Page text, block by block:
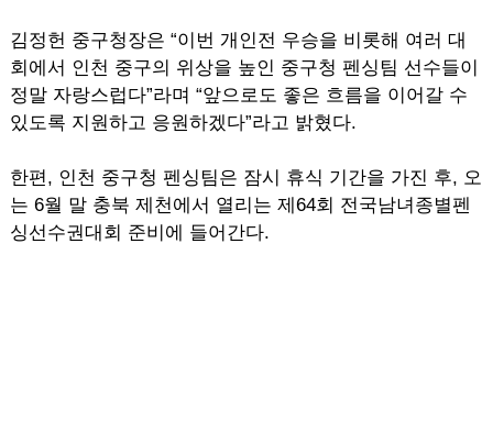
김정헌 중구청장은 “이번 개인전 우승을 비롯해 여러 대
회에서 인천 중구의 위상을 높인 중구청 펜싱팀 선수들이
정말 자랑스럽다”라며 “앞으로도 좋은 흐름을 이어갈 수
있도록 지원하고 응원하겠다”라고 밝혔다.
한편, 인천 중구청 펜싱팀은 잠시 휴식 기간을 가진 후, 오
는 6월 말 충북 제천에서 열리는 제64회 전국남녀종별펜
싱선수권대회 준비에 들어간다.